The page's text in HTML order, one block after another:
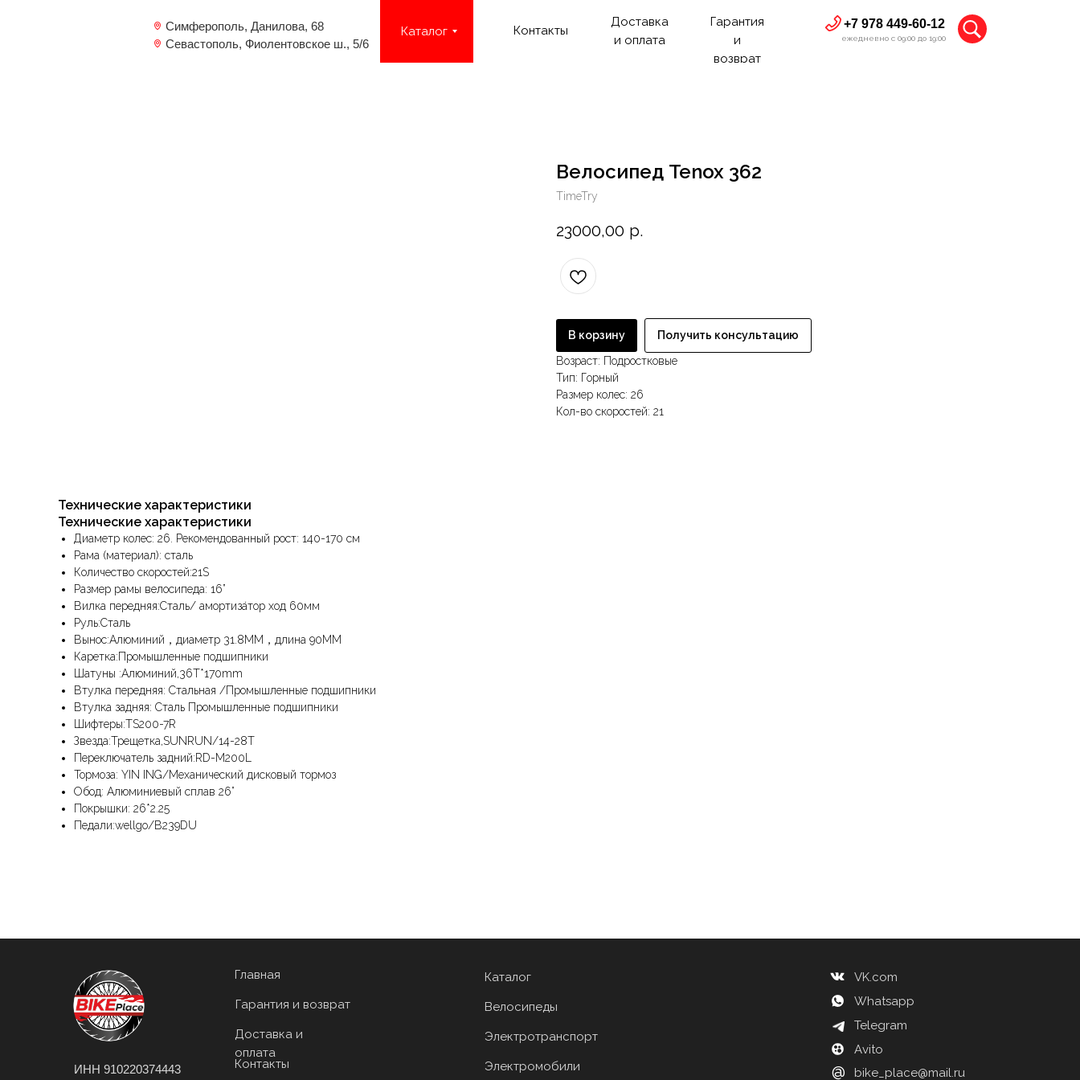
Контакты
Доставка
и оплата
Каталог
Севастополь, Фиолентовское ш., 5/6
Симферополь, Данилова, 68
Гарантия
и
возврат
+7 978 449-60-12
ежедневно с 09:00 до 19:00
Велосипед Tenox 362
TimeTry
23000,00 р.
В корзину
Получить консультацию
Возраст: Подростковые
Тип: Горный
Размер колес: 26
Кол-во скоростей: 21
Технические характеристики
Технические характеристики
Диаметр колес: 26. Рекомендованный рост: 140-170 см
Рама (материал): сталь
Количество скоростей:21S
Размер рамы велосипеда: 16”
Вилка передняя:Сталь/ амортиза́тор ход 60мм
Руль:Сталь
Вынос:Алюминий，диаметр 31.8MM，длина 90MM
Каретка:Промышленные подшипники
Шатуны :Алюминий,36T*170mm
Втулка передняя: Стальная /Промышленные подшипники
Втулка задняя: Сталь Промышленные подшипники
Шифтеры:TS200-7R
Звезда:Трещетка,SUNRUN/14-28T
Переключатель задний:RD-M200L
Тормоза: YIN ING/Механический дисковый тормоз
Обод: Алюминиевый сплав 26”
Покрышки: 26*2.25
Педали:wellgo/B239DU
Каталог
Telegram
Whatsapp
Avito
Электромобили
Главная VK.com
Велосипеды
bike_place@mail.ru
@
Контакты
Доставка и
оплата
Электротранспорт
Гарантия и возврат
ИНН 910220374443